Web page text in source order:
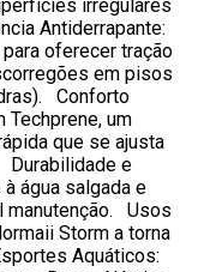
irregulares
Antiderrapante:
oferecer tração
em pisos
Conforto
Techprene, um
que se ajusta
Durabilidade e
água salgada e
manutenção. Usos
Storm a torna
Aquáticos: